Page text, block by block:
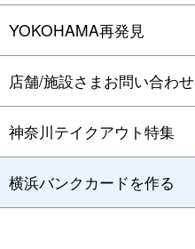
YOKOHAMA再発見
店舗/施設さまお問い合わせ
神奈川テイクアウト特集
横浜バンクカードを作る